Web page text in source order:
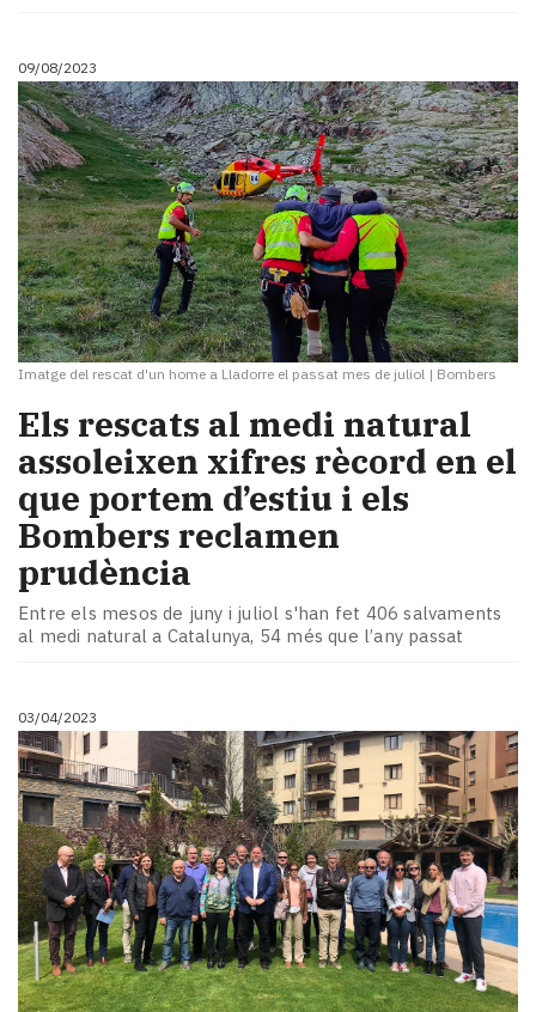
09/08/2023
Imatge del rescat d'un home a Lladorre el passat mes de juliol | Bombers
Els rescats al medi natural
assoleixen xifres rècord en el
que portem d’estiu i els
Bombers reclamen
prudència
Entre els mesos de juny i juliol s'han fet 406 salvaments
al medi natural a Catalunya, 54 més que l’any passat
03/04/2023